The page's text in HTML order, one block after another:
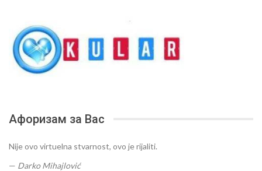
Афоризам за Вас
Nije ovo virtuelna stvarnost, ovo je rijaliti.
— Darko Mihajlović